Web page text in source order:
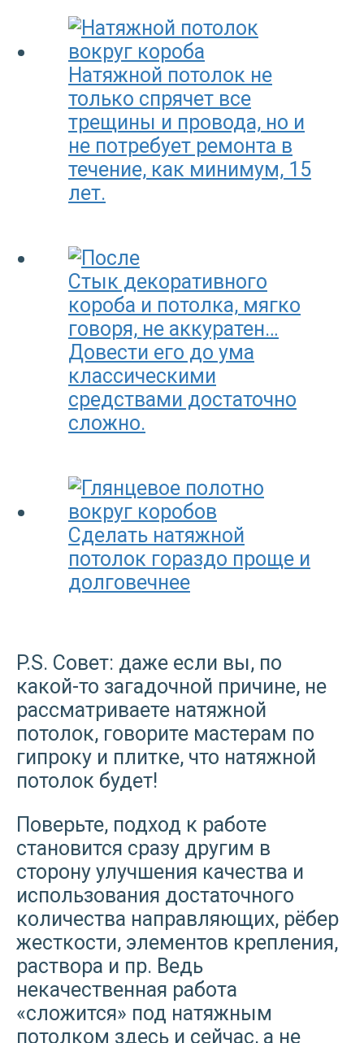
Натяжной потолок не
только спрячет все
трещины и провода, но и
не потребует ремонта в
течение, как минимум, 15
лет.
Стык декоративного
короба и потолка, мягко
говоря, не аккуратен…
Довести его до ума
классическими
средствами достаточно
сложно.
Сделать натяжной
потолок гораздо проще и
долговечнее
P.S. Совет: даже если вы, по
какой-то загадочной причине, не
рассматриваете натяжной
потолок, говорите мастерам по
гипроку и плитке, что натяжной
потолок будет!
Поверьте, подход к работе
становится сразу другим в
сторону улучшения качества и
использования достаточного
количества направляющих, рёбер
жесткости, элементов крепления,
раствора и пр. Ведь
некачественная работа
«сложится» под натяжным
потолком здесь и сейчас, а не